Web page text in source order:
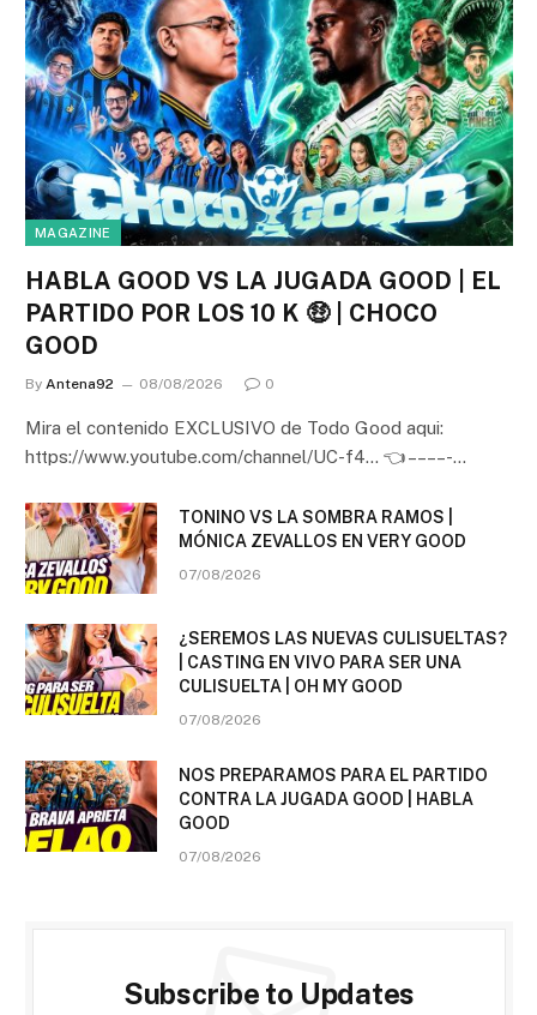
MAGAZINE
HABLA GOOD VS LA JUGADA GOOD | EL
PARTIDO POR LOS 10 K 🤑 | CHOCO
GOOD
By Antena92 08/08/2026 0
Mira el contenido EXCLUSIVO de Todo Good aqui:
https://www.youtube.com/channel/UC-f4… 👈 – – – – -…
TONINO VS LA SOMBRA RAMOS |
MÓNICA ZEVALLOS EN VERY GOOD
07/08/2026
¿SEREMOS LAS NUEVAS CULISUELTAS?
| CASTING EN VIVO PARA SER UNA
CULISUELTA | OH MY GOOD
07/08/2026
NOS PREPARAMOS PARA EL PARTIDO
CONTRA LA JUGADA GOOD | HABLA
GOOD
07/08/2026
Subscribe to Updates